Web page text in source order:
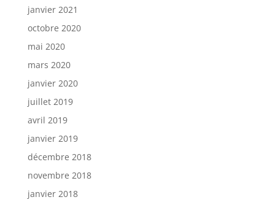
janvier 2021
octobre 2020
mai 2020
mars 2020
janvier 2020
juillet 2019
avril 2019
janvier 2019
décembre 2018
novembre 2018
janvier 2018